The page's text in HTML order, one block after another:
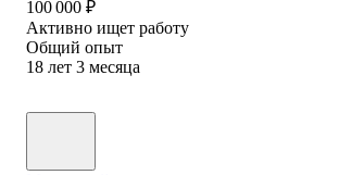
100 000 ₽
Активно ищет работу
Общий опыт
18 лет 3 месяца